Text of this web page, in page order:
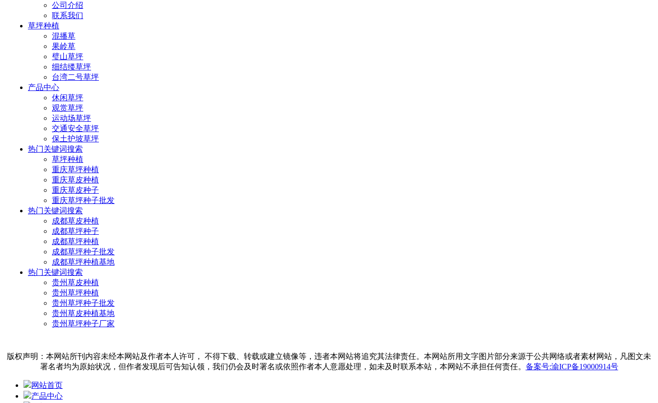
公司介绍
联系我们
草坪种植
混播草
果岭草
璧山草坪
细结缕草坪
台湾二号草坪
产品中心
休闲草坪
观赏草坪
运动场草坪
交通安全草坪
保土护坡草坪
热门关键词搜索
草坪种植
重庆草坪种植
重庆草皮种植
重庆草皮种子
重庆草坪种子批发
热门关键词搜索
成都草皮种植
成都草坪种子
成都草坪种植
成都草坪种子批发
成都草坪种植基地
热门关键词搜索
贵州草皮种植
贵州草坪种植
贵州草坪种子批发
贵州草皮种植基地
贵州草坪种子厂家
版权声明：本网站所刊内容未经本网站及作者本人许可， 不得下载、转载或建立镜像等，违者本网站将追究其法律责任。本网站所用文字图片部分来源于公共网络或者素材网站，凡图文未
署名者均为原始状况，但作者发现后可告知认领，我们仍会及时署名或依照作者本人意愿处理，如未及时联系本站，本网站不承担任何责任。 备案号:渝ICP备19000914号
网站首页
产品中心